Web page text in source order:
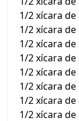
1/2 xícara de
1/2 xícara
1/2 xícara
1/2 xícara
1/2 xícara
1/2 xícara
1/2 xícara
1/2 xícara